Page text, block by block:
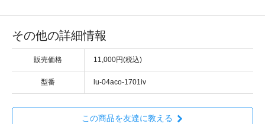
その他の詳細情報
販売価格 11,000円(税込)
型番 lu-04aco-1701iv
この商品を友達に教える